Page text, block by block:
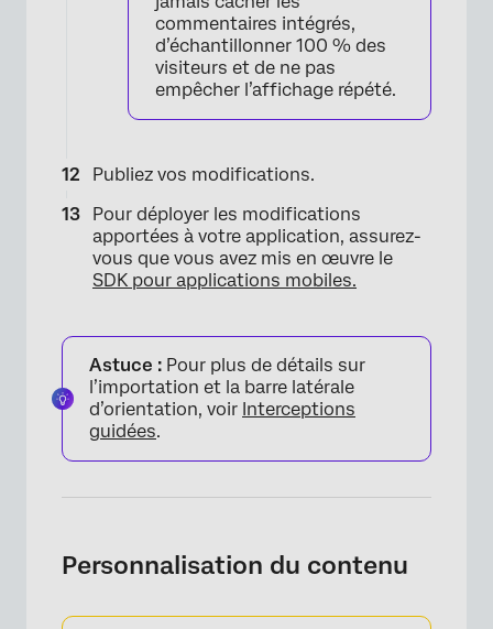
commentaires intégrés,
d’échantillonner 100 % des
visiteurs et de ne pas
empêcher l’affichage répété.
Publiez vos modifications.
Pour déployer les modifications
apportées à votre application, assurez-
vous que vous avez mis en œuvre le
SDK pour applications mobiles.
Astuce : Pour plus de détails sur
l’importation et la barre latérale
d’orientation, voir Interceptions
guidées.
Personnalisation du contenu